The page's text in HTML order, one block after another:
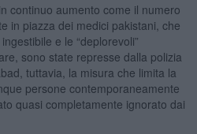
continuo aumento come il numero
in piazza dei medici pakistani, che
e le “deplorevoli”
sono state represse dalla polizia
tuttavia, la misura che limita la
persone contemporaneamente
quasi completamente ignorato dai